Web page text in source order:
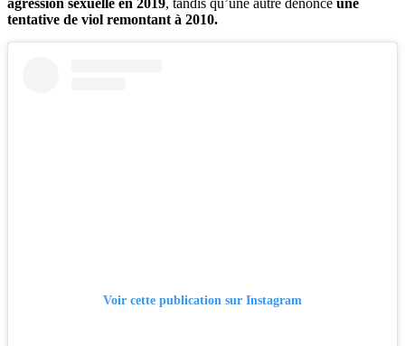
agression sexuelle en 2019, tandis qu’une autre dénonce une
tentative de viol remontant à 2010.
Voir cette publication sur Instagram